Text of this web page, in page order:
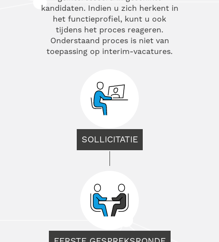
kandidaten. Indien u zich herkent in
het functieprofiel, kunt u ook
tijdens het proces reageren.
Onderstaand proces is niet van
toepassing op interim-vacatures.
SOLLICITATIE